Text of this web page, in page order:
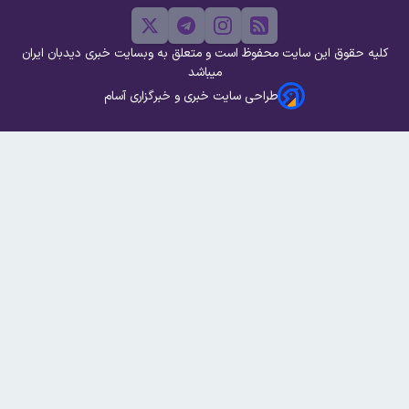
کلیه حقوق این سایت محفوظ است و متعلق به وبسایت خبری دیدبان ایران
میباشد
طراحی سایت خبری و خبرگزاری آسام